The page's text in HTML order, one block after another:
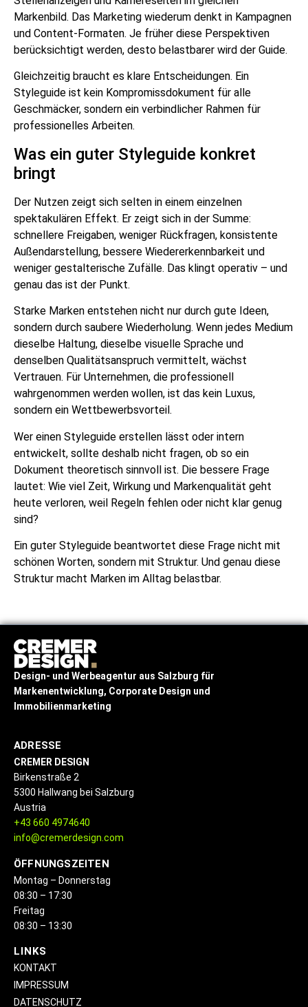
Markenbild. Das Marketing wiederum denkt in Kampagnen
und Content-Formaten. Je früher diese Perspektiven
berücksichtigt werden, desto belastbarer wird der Guide.
Gleichzeitig braucht es klare Entscheidungen. Ein
Styleguide ist kein Kompromissdokument für alle
Geschmäcker, sondern ein verbindlicher Rahmen für
professionelles Arbeiten.
Was ein guter Styleguide konkret
bringt
Der Nutzen zeigt sich selten in einem einzelnen
spektakulären Effekt. Er zeigt sich in der Summe:
schnellere Freigaben, weniger Rückfragen, konsistente
Außendarstellung, bessere Wiedererkennbarkeit und
weniger gestalterische Zufälle. Das klingt operativ – und
genau das ist der Punkt.
Starke Marken entstehen nicht nur durch gute Ideen,
sondern durch saubere Wiederholung. Wenn jedes Medium
dieselbe Haltung, dieselbe visuelle Sprache und
denselben Qualitätsanspruch vermittelt, wächst
Vertrauen. Für Unternehmen, die professionell
wahrgenommen werden wollen, ist das kein Luxus,
sondern ein Wettbewerbsvorteil.
Wer einen Styleguide erstellen lässt oder intern
entwickelt, sollte deshalb nicht fragen, ob so ein
Dokument theoretisch sinnvoll ist. Die bessere Frage
lautet: Wie viel Zeit, Wirkung und Markenqualität geht
heute verloren, weil Regeln fehlen oder nicht klar genug
sind?
Ein guter Styleguide beantwortet diese Frage nicht mit
schönen Worten, sondern mit Struktur. Und genau diese
Struktur macht Marken im Alltag belastbar.
Design- und Werbeagentur aus Salzburg für
Markenentwicklung, Corporate Design und
Immobilienmarketing
ADRESSE
CREMER DESIGN
Birkenstraße 2
5300 Hallwang bei Salzburg
Austria
+43 660 4974640
info@cremerdesign.com
ÖFFNUNGSZEITEN
Montag – Donnerstag
08:30 – 17:30
Freitag
08:30 – 13:30
LINKS
KONTAKT
IMPRESSUM
DATENSCHUTZ